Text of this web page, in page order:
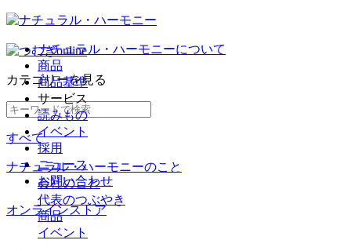
ナチュラル・ハーモニーについて
商品
商品基準
サービス
読みもの
イベント
採用
ニュース
お問い合わせ
オンラインストア
カテゴリーを見る
すべて
ナチュラル・ハーモニーのこと
会社のこと
代表のつぶやき
商品
イベント